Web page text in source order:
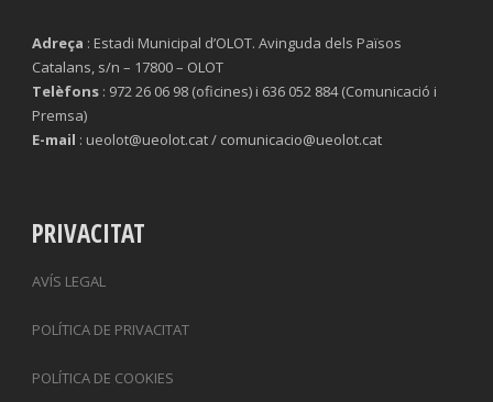
Adreça : Estadi Municipal d’OLOT. Avinguda dels Països
Catalans, s/n – 17800 – OLOT
Telèfons : 972 26 06 98 (oficines) i 636 052 884 (Comunicació i
Premsa)
E-mail : ueolot@ueolot.cat / comunicacio@ueolot.cat
PRIVACITAT
AVÍS LEGAL
POLÍTICA DE PRIVACITAT
POLÍTICA DE COOKIES